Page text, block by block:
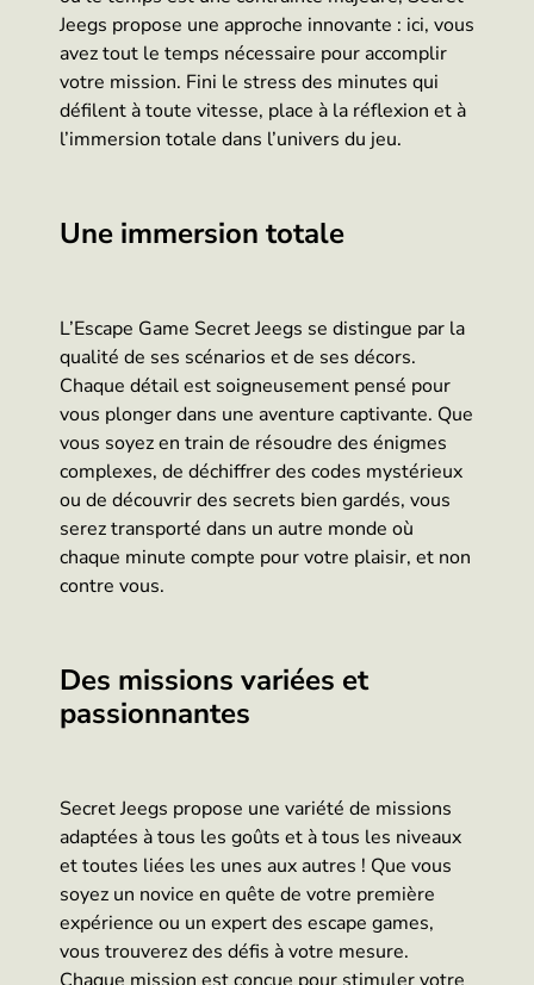
Jeegs propose une approche innovante : ici, vous
avez tout le temps nécessaire pour accomplir
votre mission. Fini le stress des minutes qui
défilent à toute vitesse, place à la réflexion et à
l’immersion totale dans l’univers du jeu.
Une immersion totale
L’Escape Game Secret Jeegs se distingue par la
qualité de ses scénarios et de ses décors.
Chaque détail est soigneusement pensé pour
vous plonger dans une aventure captivante. Que
vous soyez en train de résoudre des énigmes
complexes, de déchiffrer des codes mystérieux
ou de découvrir des secrets bien gardés, vous
serez transporté dans un autre monde où
chaque minute compte pour votre plaisir, et non
contre vous.
Des missions variées et
passionnantes
Secret Jeegs propose une variété de missions
adaptées à tous les goûts et à tous les niveaux
et toutes liées les unes aux autres ! Que vous
soyez un novice en quête de votre première
expérience ou un expert des escape games,
vous trouverez des défis à votre mesure.